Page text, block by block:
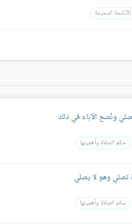
الأنكحة المحرمة
ونُصح الآباء في ذلك
حكم الصلاة وأهميتها
تصلي وهو لا يصلي
حكم الصلاة وأهميتها